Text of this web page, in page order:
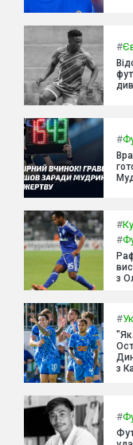
#
#
#
#
з
#
з
#